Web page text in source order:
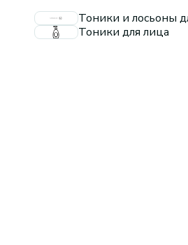
Тоники и лосьоны
Тоники для лица